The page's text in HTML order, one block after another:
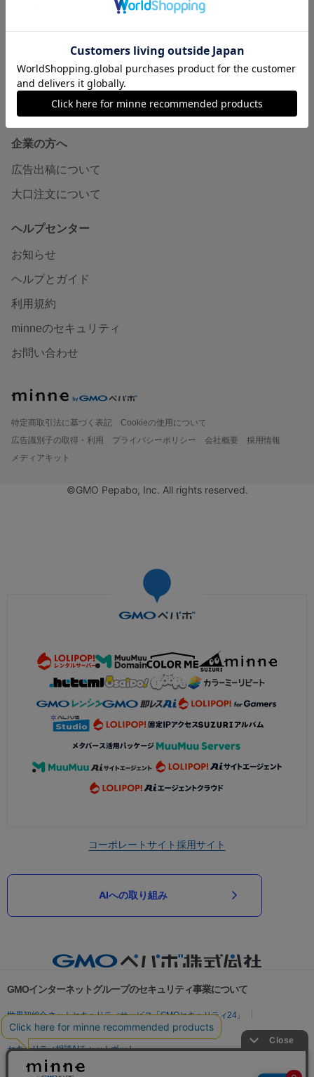
minneとものづくりと
ニュース
minneの本
企業の方へ
広告出稿について
大口注文について
ヘルプセンター
お知らせ
ヘルプとガイド
利用規約
minneのセキュリティ
お問い合わせ
特定商取引法に基づく表記
Cookieの使用について
広告識別子の取得・利用
プライバシーポリシー 会社概要
採用情報
メディアキット
©GMO Pepabo, Inc. All rights reserved.
コーポレートサイト採用サイト
AIへの取り組み
GMOインターネットグループのセキュリティ事業について
世界初総合ネットセキュリティサービス「GMOセキュリティ24」
パスワード漏洩診断
Webサイトリスク診断
セキュリティ相談AIチャットボット
実在証明・盗聴対策